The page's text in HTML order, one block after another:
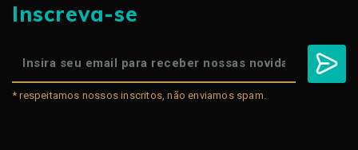
Inscreva-se
* respeitamos nossos inscritos, não enviamos spam.